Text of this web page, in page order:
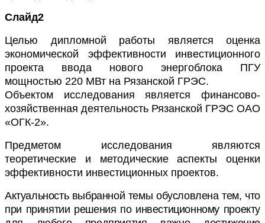
Слайд2
Целью дипломной работы является оценка
экономической эффективности инвестиционного
проекта ввода нового энергоблока ПГУ
мощностью 220 МВт на Рязанской ГРЭС.
Объектом исследования является финансово-
хозяйственная деятельность Рязанской ГРЭС ОАО
«ОГК-2».
Предметом исследования являются
теоретические и методические аспекты оценки
эффективности инвестиционных проектов.
Актуальность выбранной темы обусловлена тем, что
при принятии решения по инвестиционному проекту